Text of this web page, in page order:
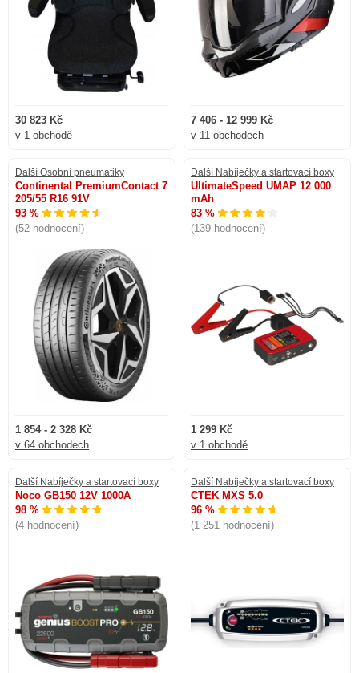
30 823 Kč
v 1 obchodě
7 406 - 12 999 Kč
v 11 obchodech
Další Osobní pneumatiky
Continental PremiumContact 7
205/55 R16 91V
93 %
(52 hodnocení)
1 854 - 2 328 Kč
v 64 obchodech
Další Nabíječky a startovací boxy
UltimateSpeed UMAP 12 000
mAh
83 %
(139 hodnocení)
1 299 Kč
v 1 obchodě
Další Nabíječky a startovací boxy
Noco GB150 12V 1000A
98 %
(4 hodnocení)
Další Nabíječky a startovací boxy
CTEK MXS 5.0
96 %
(1 251 hodnocení)